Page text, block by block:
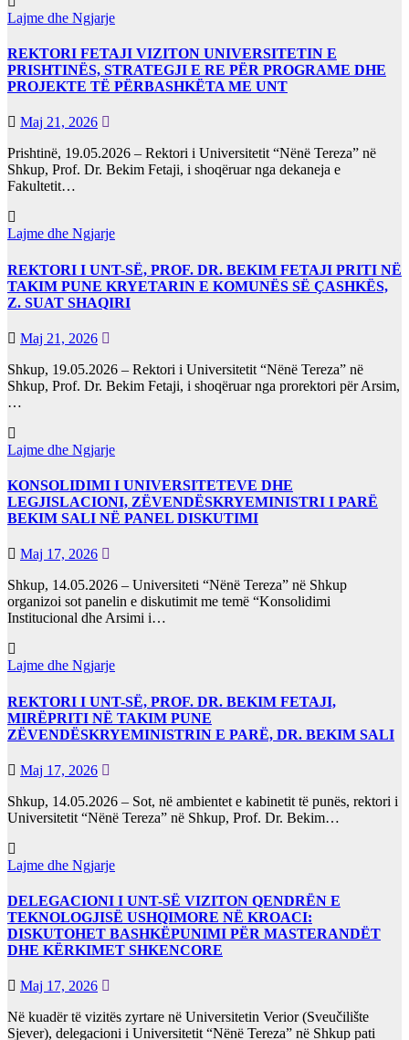
Lajme dhe Ngjarje
REKTORI FETAJI VIZITON UNIVERSITETIN E
PRISHTINËS, STRATEGJI E RE PËR PROGRAME DHE
PROJEKTE TË PËRBASHKËTA ME UNT
Maj 21, 2026
Prishtinë, 19.05.2026 – Rektori i Universitetit “Nënë Tereza” në
Shkup, Prof. Dr. Bekim Fetaji, i shoqëruar nga dekaneja e
Fakultetit…
Lajme dhe Ngjarje
REKTORI I UNT-SË, PROF. DR. BEKIM FETAJI PRITI NË
TAKIM PUNE KRYETARIN E KOMUNËS SË ÇASHKËS,
Z. SUAT SHAQIRI
Maj 21, 2026
Shkup, 19.05.2026 – Rektori i Universitetit “Nënë Tereza” në
Shkup, Prof. Dr. Bekim Fetaji, i shoqëruar nga prorektori për Arsim,
…
Lajme dhe Ngjarje
KONSOLIDIMI I UNIVERSITETEVE DHE
LEGJISLACIONI, ZËVENDËSKRYEMINISTRI I PARË
BEKIM SALI NË PANEL DISKUTIMI
Maj 17, 2026
Shkup, 14.05.2026 – Universiteti “Nënë Tereza” në Shkup
organizoi sot panelin e diskutimit me temë “Konsolidimi
Institucional dhe Arsimi i…
Lajme dhe Ngjarje
REKTORI I UNT-SË, PROF. DR. BEKIM FETAJI,
MIRËPRITI NË TAKIM PUNE
ZËVENDËSKRYEMINISTRIN E PARË, DR. BEKIM SALI
Maj 17, 2026
Shkup, 14.05.2026 – Sot, në ambientet e kabinetit të punës, rektori i
Universitetit “Nënë Tereza” në Shkup, Prof. Dr. Bekim…
Lajme dhe Ngjarje
DELEGACIONI I UNT-SË VIZITON QENDRËN E
TEKNOLOGJISË USHQIMORE NË KROACI:
DISKUTOHET BASHKËPUNIMI PËR MASTERANDËT
DHE KËRKIMET SHKENCORE
Maj 17, 2026
Në kuadër të vizitës zyrtare në Universitetin Verior (Sveučilište
Sjever), delegacioni i Universitetit “Nënë Tereza” në Shkup pati